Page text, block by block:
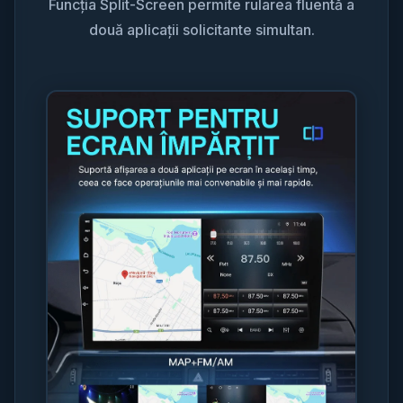
Funcția Split-Screen permite rularea fluentă a
două aplicații solicitante simultan.